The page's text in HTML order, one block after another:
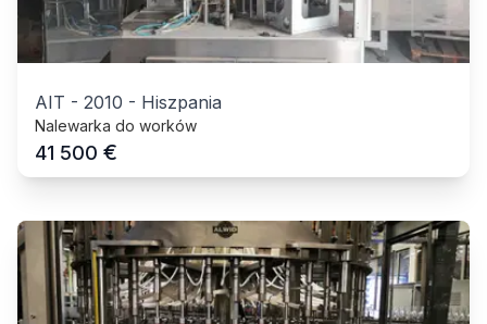
AIT - 2010 - Hiszpania
Nalewarka do worków
41 500 €